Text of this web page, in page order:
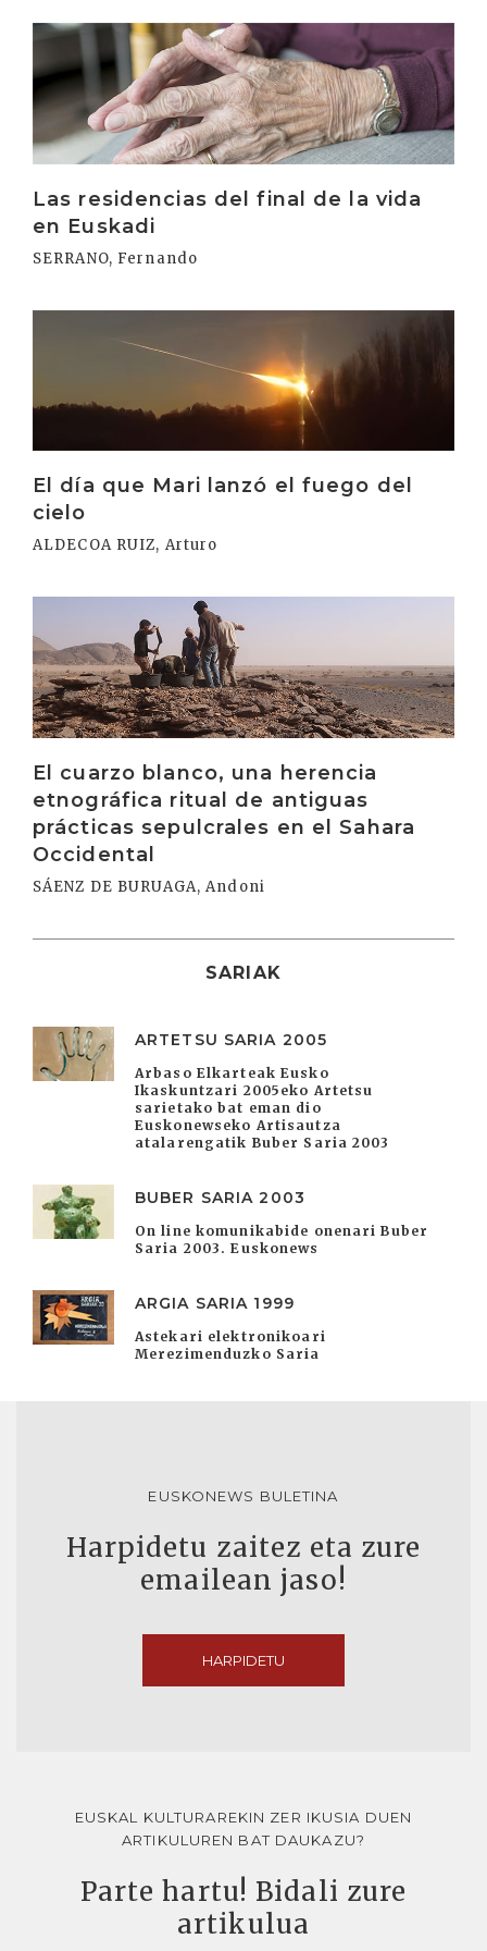
Las residencias del final de la vida
en Euskadi
SERRANO, Fernando
Irakurri
El día que Mari lanzó el fuego del
cielo
ALDECOA RUIZ, Arturo
El cuarzo blanco, una herencia
etnográfica ritual de antiguas
prácticas sepulcrales en el Sahara
Occidental
SÁENZ DE BURUAGA, Andoni
SARIAK
ARTETSU SARIA 2005
Arbaso Elkarteak Eusko
Ikaskuntzari 2005eko Artetsu
sarietako bat eman dio
Euskonewseko Artisautza
atalarengatik Buber Saria 2003
BUBER SARIA 2003
On line komunikabide onenari Buber
Saria 2003. Euskonews
ARGIA SARIA 1999
Astekari elektronikoari
Merezimenduzko Saria
EUSKONEWS BULETINA
Harpidetu zaitez eta zure
emailean jaso!
HARPIDETU
EUSKAL KULTURAREKIN ZER IKUSIA DUEN
ARTIKULUREN BAT DAUKAZU?
Parte hartu! Bidali zure
artikulua